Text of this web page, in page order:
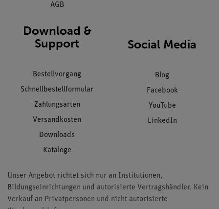
AGB
Download &
Support
Bestellvorgang
Schnellbestellformular
Zahlungsarten
Versandkosten
Downloads
Kataloge
Social Media
Blog
Facebook
YouTube
LinkedIn
Unser Angebot richtet sich nur an Institutionen,
Bildungseinrichtungen und autorisierte Vertragshändler. Kein
Verkauf an Privatpersonen und nicht autorisierte